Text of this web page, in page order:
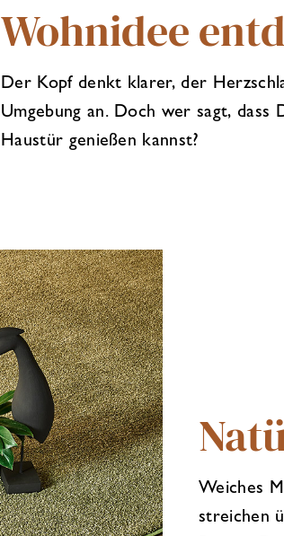
Wohnidee
Der Kopf denkt klarer, der
Umgebung an. Doch wer sagt,
Haustür genießen kannst?
Weiches
streichen